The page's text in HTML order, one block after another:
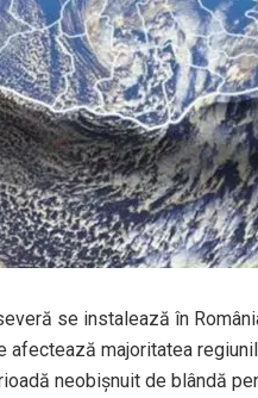
se instalează în
afectează majoritatea
neobișnuit de blândă